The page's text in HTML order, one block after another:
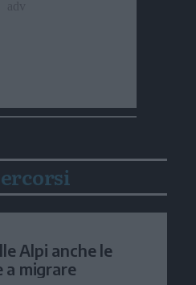
Alpi anche le
migrare